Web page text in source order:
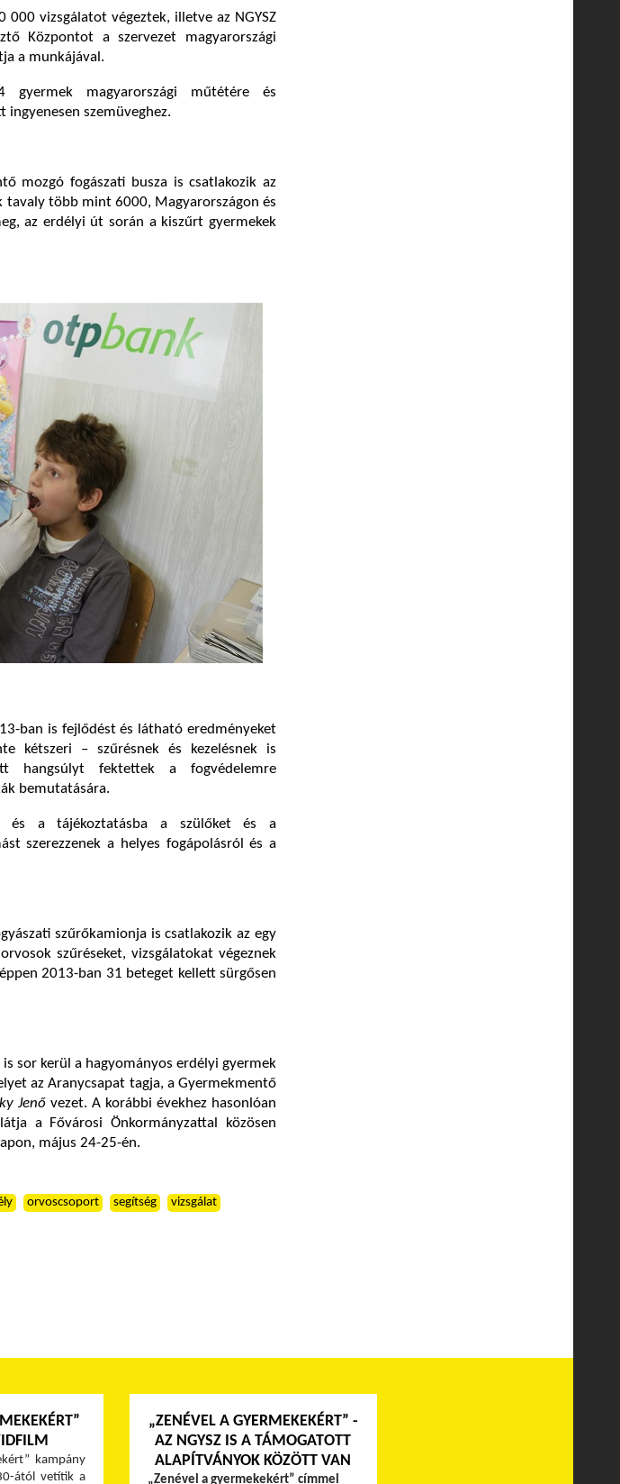
vizsgálatot végeztek, illetve az NGYSZ
Központot a szervezet magyarországi
a munkájával.
gyermek magyarországi műtétére és
szemüveghez.
mozgó fogászati busza is csatlakozik az
több mint 6000, Magyarországon és
az erdélyi út során a kiszűrt gyermekek
ban is fejlődést és látható eredményeket
kétszeri – szűrésnek és kezelésnek is
hangsúlyt fektettek a fogvédelemre
bemutatására.
és a tájékoztatásba a szülőket és a
szerezzenek a helyes fogápolásról és a
szűrőkamionja is csatlakozik az egy
szűréseket, vizsgálatokat végeznek
2013-ban 31 beteget kellett sürgősen
sor kerül a hagyományos erdélyi gyermek
az Aranycsapat tagja, a Gyermekmentő
Jenő vezet. A korábbi évekhez hasonlóan
a Fővárosi Önkormányzattal közösen
május 24-25-én.
orvoscsoport segítség vizsgálat
kampány
ától vetítik a
„ZENÉVEL A GYERMEKEKÉRT” -
AZ NGYSZ IS A TÁMOGATOTT
ALAPÍTVÁNYOK KÖZÖTT VAN
„Zenével a gyermekekért” címmel